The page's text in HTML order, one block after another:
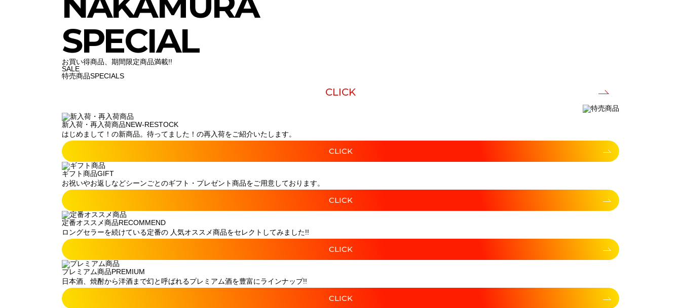
SPECIAL
お買い得商品、期間限定商品満載!!
SALE
特売商品SPECIALS
CLICK
新入荷・再入荷商品NEW-RESTOCK
はじめまして！の新商品。待ってました！の再入荷をご紹介いたします。
CLICK
ギフト商品GIFT
お祝いやお返しなどシーンごとのギフト・プレゼント商品をご用意しております。
CLICK
定番オススメ商品RECOMMEND
ロングセラーを続けている定番の 人気オススメ商品をセレクトしてみました!!
CLICK
プレミアム商品PREMIUM
日本酒、焼酎から洋酒まで幻と呼ばれるプレミアム酒を豊富にラインナップ!!
CLICK